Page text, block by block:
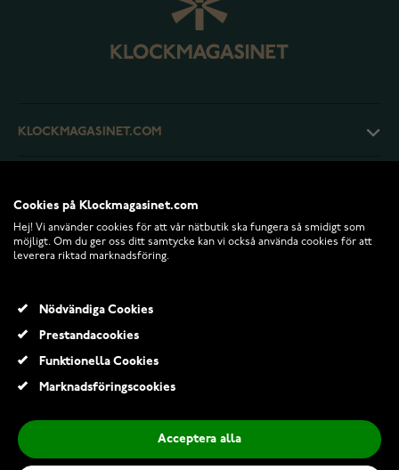
KLOCKMAGASINET.COM
RETURER OCH VILLKOR
Cookies på Klockmagasinet.com
Hej! Vi använder cookies för att vår nätbutik ska fungera så smidigt som
möjligt. Om du ger oss ditt samtycke kan vi också använda cookies för att
leverera riktad marknadsföring.
Nödvändiga Cookies
Prestandacookies
Funktionella Cookies
Marknadsföringscookies
Acceptera alla